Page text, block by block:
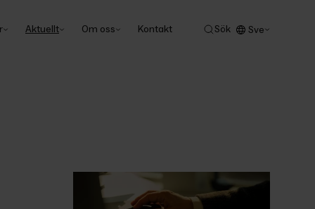
Aktuellt Om oss Kontakt Sök Sve